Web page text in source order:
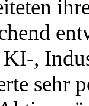
KI-,
sehr